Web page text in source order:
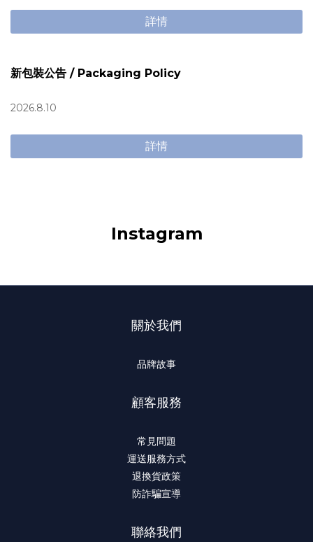
詳情
新包裝公告 / Packaging Policy
2026.8.10
詳情
Instagram
關於我們
品牌故事
顧客服務
常見問題
運送服務方式
退換貨政策
防詐騙宣導
聯絡我們